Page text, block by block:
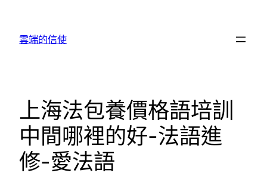
雲端的信使
上海法包養價格語培訓
中間哪裡的好-法語進
修-愛法語